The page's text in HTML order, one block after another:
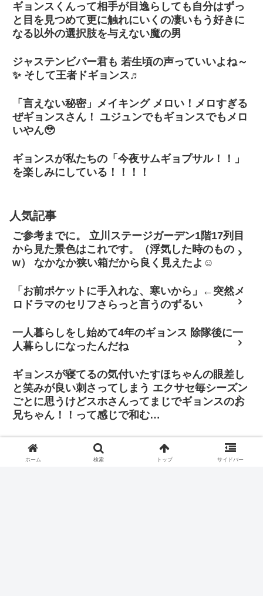
ギョンスくんって相手が目逸らしても自分はずっ
と目を見つめて更に触れにいくの凄いもう好きに
なる以外の選択肢を与えない魔の男
ジャステンビバー君も 若生頃の声っていいよね～
✨ そして王者ドギョンス♬
「言えない秘密」メイキング メロい！メロすぎる
ぜギョンスさん！ ユジュンでもギョンスでもメロ
いやん🥹
ギョンスが私たちの「今夜サムギョプサル！！」
を楽しみにしている！！！！
人気記事
ご参考までに。 立川ステージガーデン1階17列目
から見た景色はこれです。（浮気した時のもの
w） なかなか狭い箱だから良く見えたよ☺
「お前ポケットに手入れな、寒いから」←突然メ
ロドラマのセリフさらっと言うのずるい
一人暮らしをし始めて4年のギョンス 除隊後に一
人暮らしになったんだね
ギョンスが寝てるの気付いたすほちゃんの眼差し
と笑みが良い刺さってしまう エクサセ毎シーズン
ごとに思うけどスホさんってまじでギョンスのお
兄ちゃん！！って感じで和む…
「その判断に振り回されたくはありません。僕は
自分の立ち位置で全力を尽くし、歌手と俳優双方
ホーム 検索 トップ サイドバー